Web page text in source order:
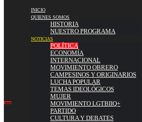
INICIO
QUIENES SOMOS
HISTORIA
NUESTRO PROGRAMA
NOTICIAS
POLÍTICA
ECONOMÍA
INTERNACIONAL
MOVIMIENTO OBRERO
CAMPESINOS Y ORIGINARIOS
LUCHA POPULAR
TEMAS IDEOLÓGICOS
MUJER
MOVIMIENTO LGTBIIQ+
PARTIDO
CULTURA Y DEBATES